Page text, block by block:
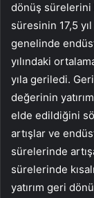
dönüş sürelerini
süresinin 17,5
genelinde
yılındaki
yıla geriledi.
değerinin
elde edildiğini
artışlar ve
sürelerinde
sürelerinde
yatırım geri